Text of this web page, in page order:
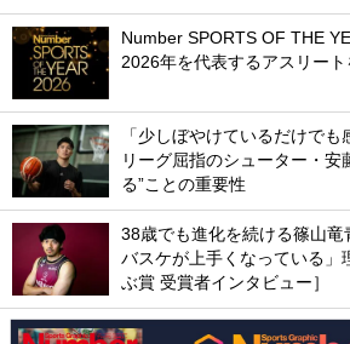
Number SPORTS OF THE
2026年を代表するアスリー
「少しぼやけているだけで
リーグ屈指のシューター・安
る”ことの重要性
38歳でも進化を続ける篠山竜
バスケが上手くなっている」
ぶ賞 受賞者インタビュー］